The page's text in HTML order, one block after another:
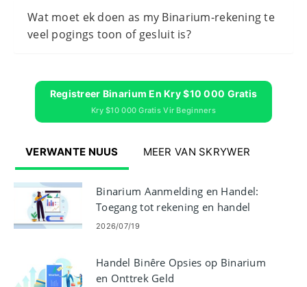
Wat moet ek doen as my Binarium-rekening te
veel pogings toon of gesluit is?
Registreer Binarium En Kry $10 000 Gratis
Kry $10 000 Gratis Vir Beginners
VERWANTE NUUS MEER VAN SKRYWER
Binarium Aanmelding en Handel:
Toegang tot rekening en handel
Binêre Opsies
2026/07/19
Handel Binêre Opsies op Binarium
en Onttrek Geld